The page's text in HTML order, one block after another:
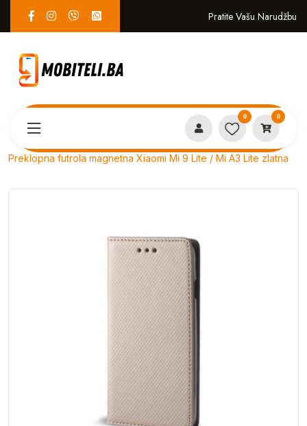
Pratite Vašu Narudžbu
0 0
Preklopna futrola magnetna Xiaomi Mi 9 Lite / Mi A3 Lite zlatna